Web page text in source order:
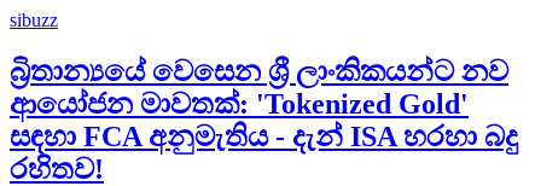
sibuzz
බ්‍රිතාන්‍යයේ වෙසෙන ශ්‍රී ලාංකිකයන්ට නව
ආයෝජන මාවතක්: 'Tokenized Gold'
සඳහා FCA අනුමැතිය - දැන් ISA හරහා බදු
රහිතව!